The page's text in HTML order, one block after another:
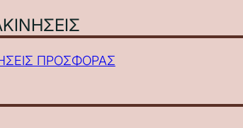
ΠΡΟΣΦΟΡΑΣ